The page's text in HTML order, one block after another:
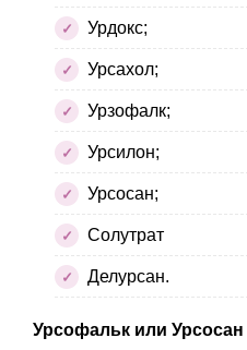
Урдокс;
Урсахол;
Урзофалк;
Урсилон;
Урсосан;
Солутрат
Делурсан.
Урсофальк или Урсосан